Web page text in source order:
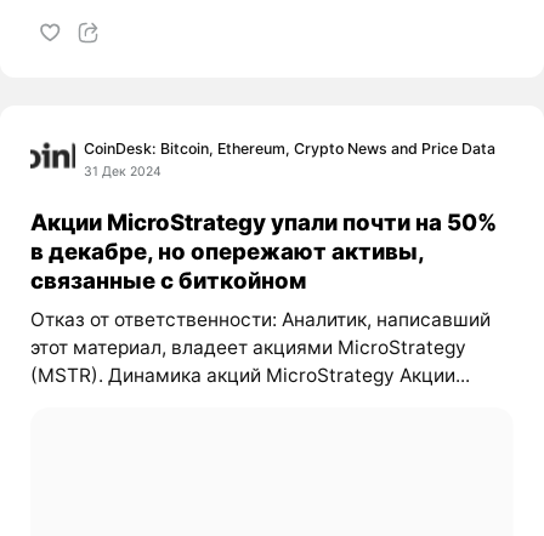
CoinDesk: Bitcoin, Ethereum, Crypto News and Price Data
31 Дек 2024
Акции MicroStrategy упали почти на 50%
в декабре, но опережают активы,
связанные с биткойном
Отказ от ответственности: Аналитик, написавший
этот материал, владеет акциями MicroStrategy
(MSTR). Динамика акций MicroStrategy Акции...